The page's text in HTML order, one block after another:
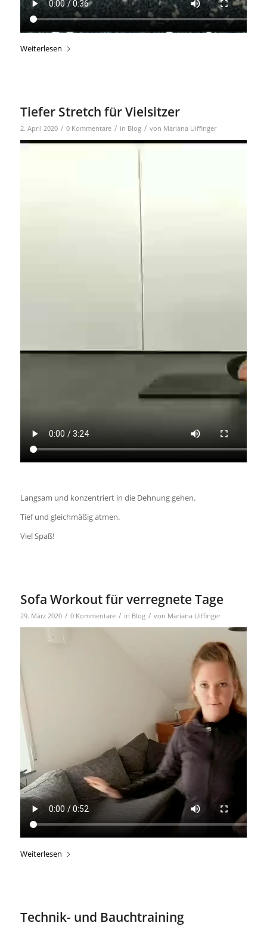
Weiterlesen
Tiefer Stretch für Vielsitzer
2. April 2020 / 0 Kommentare / in Blog / von Mariana Uiffinger
Langsam und konzentriert in die Dehnung gehen.
Tief und gleichmäßig atmen.
Viel Spaß!
Sofa Workout für verregnete Tage
29. März 2020 / 0 Kommentare / in Blog / von Mariana Uiffinger
Weiterlesen
Technik- und Bauchtraining